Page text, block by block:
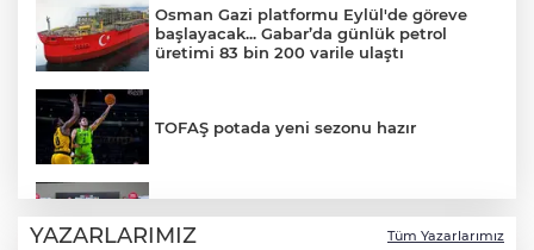
Osman Gazi platformu Eylül'de göreve
başlayacak... Gabar’da günlük petrol
üretimi 83 bin 200 varile ulaştı
TOFAŞ potada yeni sezonu hazır
62. Meslek Komitesi ile değerlendirdi
YAZARLARIMIZ Tüm Yazarlarımız